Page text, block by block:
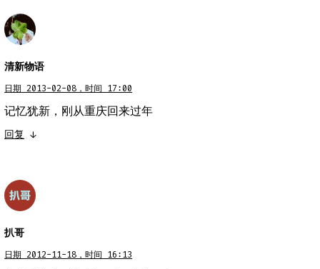
清新物语
日期 2013-02-08，时间 17:00
记忆犹新，刚从重庆回来过年
回复 ↓
扒哥
日期 2012-11-18，时间 16:13